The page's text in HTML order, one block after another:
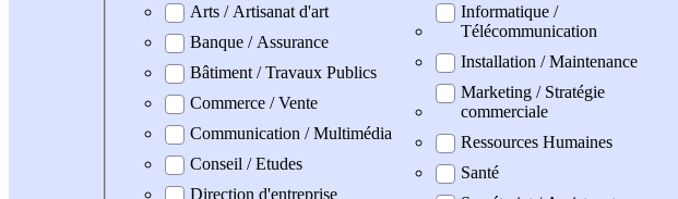
Arts / Artisanat d'art
Banque / Assurance
Bâtiment / Travaux Publics
Commerce / Vente
Communication / Multimédia
Conseil / Etudes
Direction d'entreprise
Informatique /
Télécommunication
Installation / Maintenance
Marketing / Stratégie
commerciale
Ressources Humaines
Santé